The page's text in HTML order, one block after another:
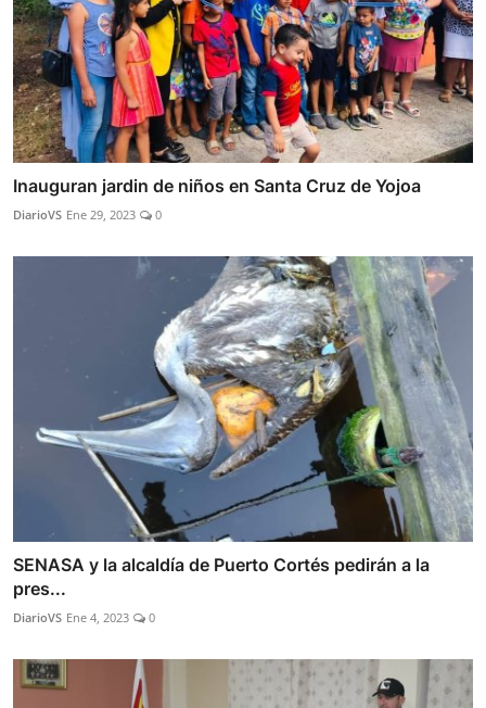
Inauguran jardin de niños en Santa Cruz de Yojoa
DiarioVS Ene 29, 2023 0
SENASA y la alcaldía de Puerto Cortés pedirán a la
pres...
DiarioVS Ene 4, 2023 0